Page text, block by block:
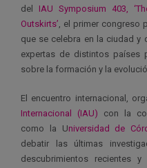
del IAU Symposium 403,
Outskirts’, el primer congreso
que se celebra en la ciudad y
expertas de distintos países
sobre la formación y la
El encuentro internacional,
Internacional (IAU) con la
como la Universidad de
debatir las últimas
descubrimientos recientes